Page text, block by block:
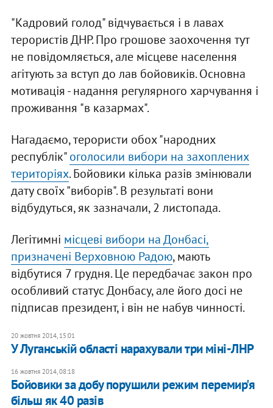
"Кадровий голод" відчувається і в лавах
терористів ДНР. Про грошове заохочення тут
не повідомляється, але місцеве населення
агітують за вступ до лав бойовиків. Основна
мотивація - надання регулярного харчування і
проживання "в казармах".
Нагадаємо, терористи обох "народних
республік"оголосили вибори на захоплених
територіях. Бойовики кілька разів змінювали
дату своїх "виборів". В результаті вони
відбудуться, як зазначали, 2 листопада.
Легітимні місцеві вибори на Донбасі,
призначені Верховною Радою, мають
відбутися 7 грудня. Це передбачає закон про
особливий статус Донбасу, але його досі не
підписав президент, і він не набув чинності.
20 жовтня 2014, 15:01
У Луганській області нарахували три міні-ЛНР
16 жовтня 2014, 08:18
Бойовики за добу порушили режим перемир'я
більш як 40 разів